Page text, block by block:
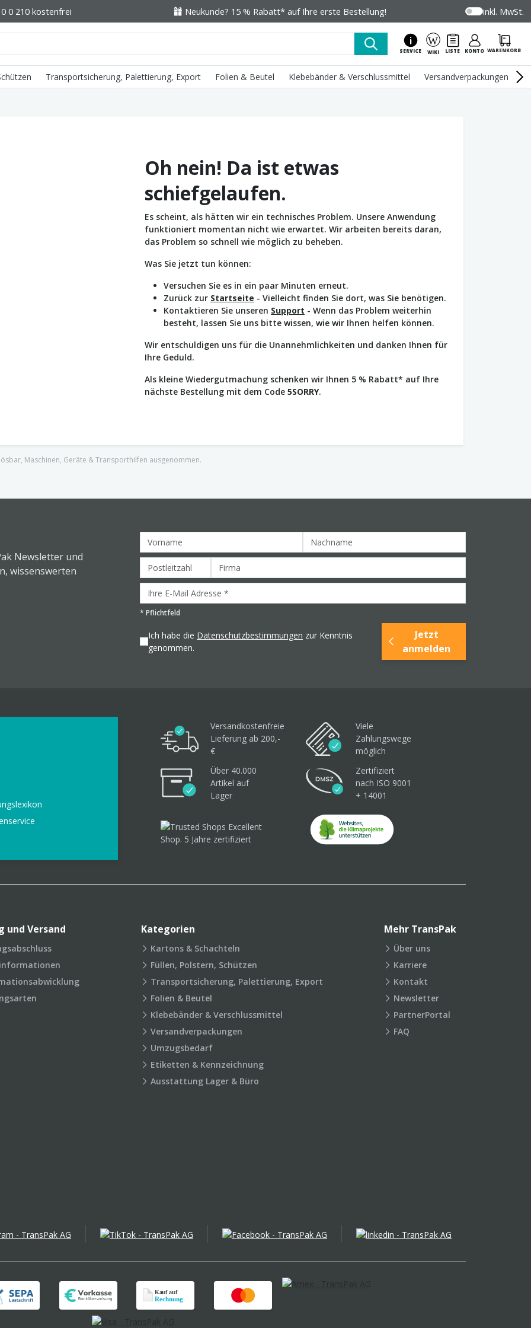
0 210 kostenfrei Neukunde? 15 % Rabatt* auf Ihre erste Bestellung! inkl. MwSt.
SERVICE WIKI LISTE KONTO WARENKORB
Transportsicherung, Palettierung, Export Folien & Beutel Klebebänder & Verschlussmittel Versandverpackungen
Oh nein! Da ist etwas
schiefgelaufen.
Es scheint, als hätten wir ein technisches Problem. Unsere Anwendung
funktioniert momentan nicht wie erwartet. Wir arbeiten bereits daran,
das Problem so schnell wie möglich zu beheben.
Was Sie jetzt tun können:
Versuchen Sie es in ein paar Minuten erneut.
Zurück zur Startseite - Vielleicht finden Sie dort, was Sie benötigen.
Kontaktieren Sie unseren Support - Wenn das Problem weiterhin
besteht, lassen Sie uns bitte wissen, wie wir Ihnen helfen können.
Wir entschuldigen uns für die Unannehmlichkeiten und danken Ihnen für
Ihre Geduld.
Als kleine Wiedergutmachung schenken wir Ihnen 5 % Rabatt* auf Ihre
nächste Bestellung mit dem Code 5SORRY.
Maschinen, Geräte & Transporthilfen ausgenommen.
Newsletter und
wissenswerten
* Pflichtfeld
Ich habe die Datenschutzbestimmungen zur Kenntnis
genommen.
Jetzt
anmelden
Versandkostenfreie
Lieferung ab 200,-
€
Viele
Zahlungswege
möglich
Über 40.000
Artikel auf
Lager
Zertifiziert
nach ISO 9001
+ 14001
und Versand Kategorien
Kartons & Schachteln
Füllen, Polstern, Schützen
Transportsicherung, Palettierung, Export
Folien & Beutel
Klebebänder & Verschlussmittel
Versandverpackungen
Umzugsbedarf
Etiketten & Kennzeichnung
Ausstattung Lager & Büro
Mehr TransPak
Über uns
Karriere
Kontakt
Newsletter
PartnerPortal
FAQ